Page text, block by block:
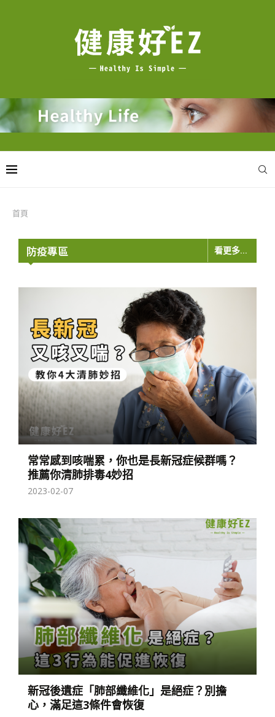
首頁
防疫專區 看更多...
常常感到咳喘累，你也是長新冠症候群嗎？
推薦你清肺排毒4妙招
2023-02-07
新冠後遺症「肺部纖維化」是絕症？別擔
心，滿足這3條件會恢復